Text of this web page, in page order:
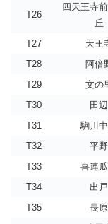
T26
四天王寺
丘
T27
天王
T28
阿倍
T29
文の
T30
田辺
T31
駒川
T32
平野
T33
喜連
T34
出戸
T35
長原